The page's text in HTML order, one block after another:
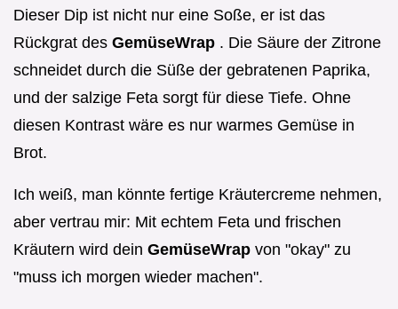
Dieser Dip ist nicht nur eine Soße, er ist das
Rückgrat des GemüseWrap . Die Säure der Zitrone
schneidet durch die Süße der gebratenen Paprika,
und der salzige Feta sorgt für diese Tiefe. Ohne
diesen Kontrast wäre es nur warmes Gemüse in
Brot.
Ich weiß, man könnte fertige Kräutercreme nehmen,
aber vertrau mir: Mit echtem Feta und frischen
Kräutern wird dein GemüseWrap von "okay" zu
"muss ich morgen wieder machen".